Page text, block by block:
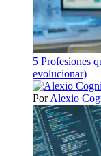
5 Profesiones
evolucionar)
Por Alexio